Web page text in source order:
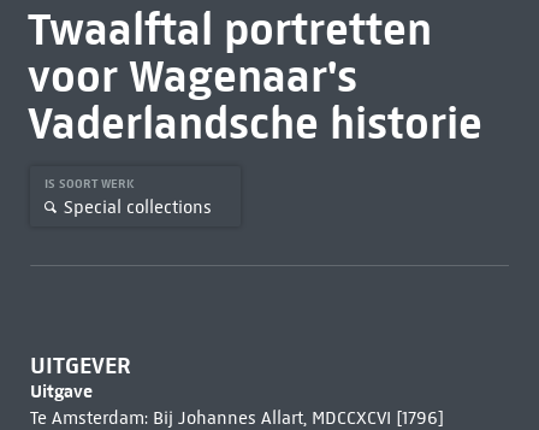
Twaalftal portretten
voor Wagenaar's
Vaderlandsche historie
IS SOORT WERK
Special collections
UITGEVER
Uitgave
Te Amsterdam: Bij Johannes Allart, MDCCXCVI [1796]